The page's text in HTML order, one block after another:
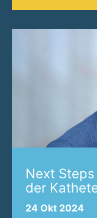
Next
der
24 Okt 2024